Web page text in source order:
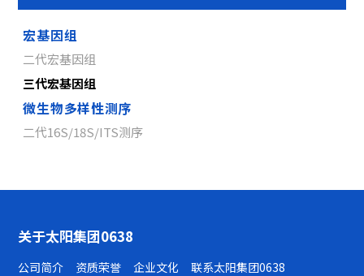
宏基因组
二代宏基因组
三代宏基因组
微生物多样性测序
二代16S/18S/ITS测序
关于太阳集团0638
公司简介 资质荣誉 企业文化 联系太阳集团0638